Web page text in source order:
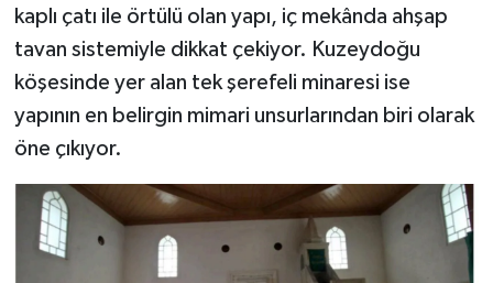
kaplı çatı ile örtülü olan yapı, iç mekânda ahşap
tavan sistemiyle dikkat çekiyor. Kuzeydoğu
köşesinde yer alan tek şerefeli minaresi ise
yapının en belirgin mimari unsurlarından biri olarak
öne çıkıyor.